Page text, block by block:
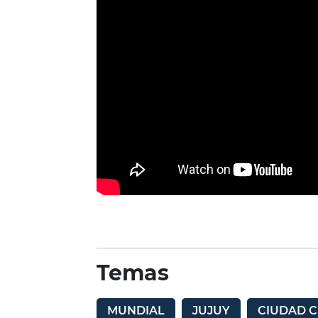
Temas
MUNDIAL JUJUY CIUDAD